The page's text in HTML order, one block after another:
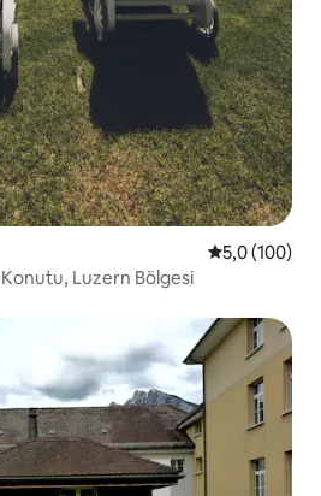
5 üzerinden
5,0 (100)
Luzern Bölgesi